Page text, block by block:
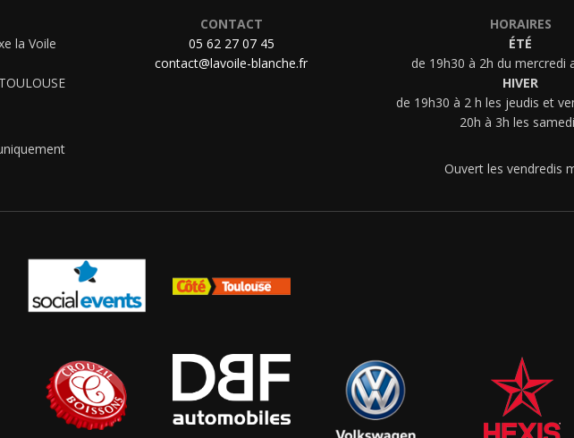
la Voile
CONTACT
05 62 27 07 45
contact@lavoile-blanche.fr
HORAIRES
ÉTÉ
de 19h30 à 2h du mercredi
HIVER
de 19h30 à 2 h les jeudis et
20h à 3h les
Ouvert les vendredis